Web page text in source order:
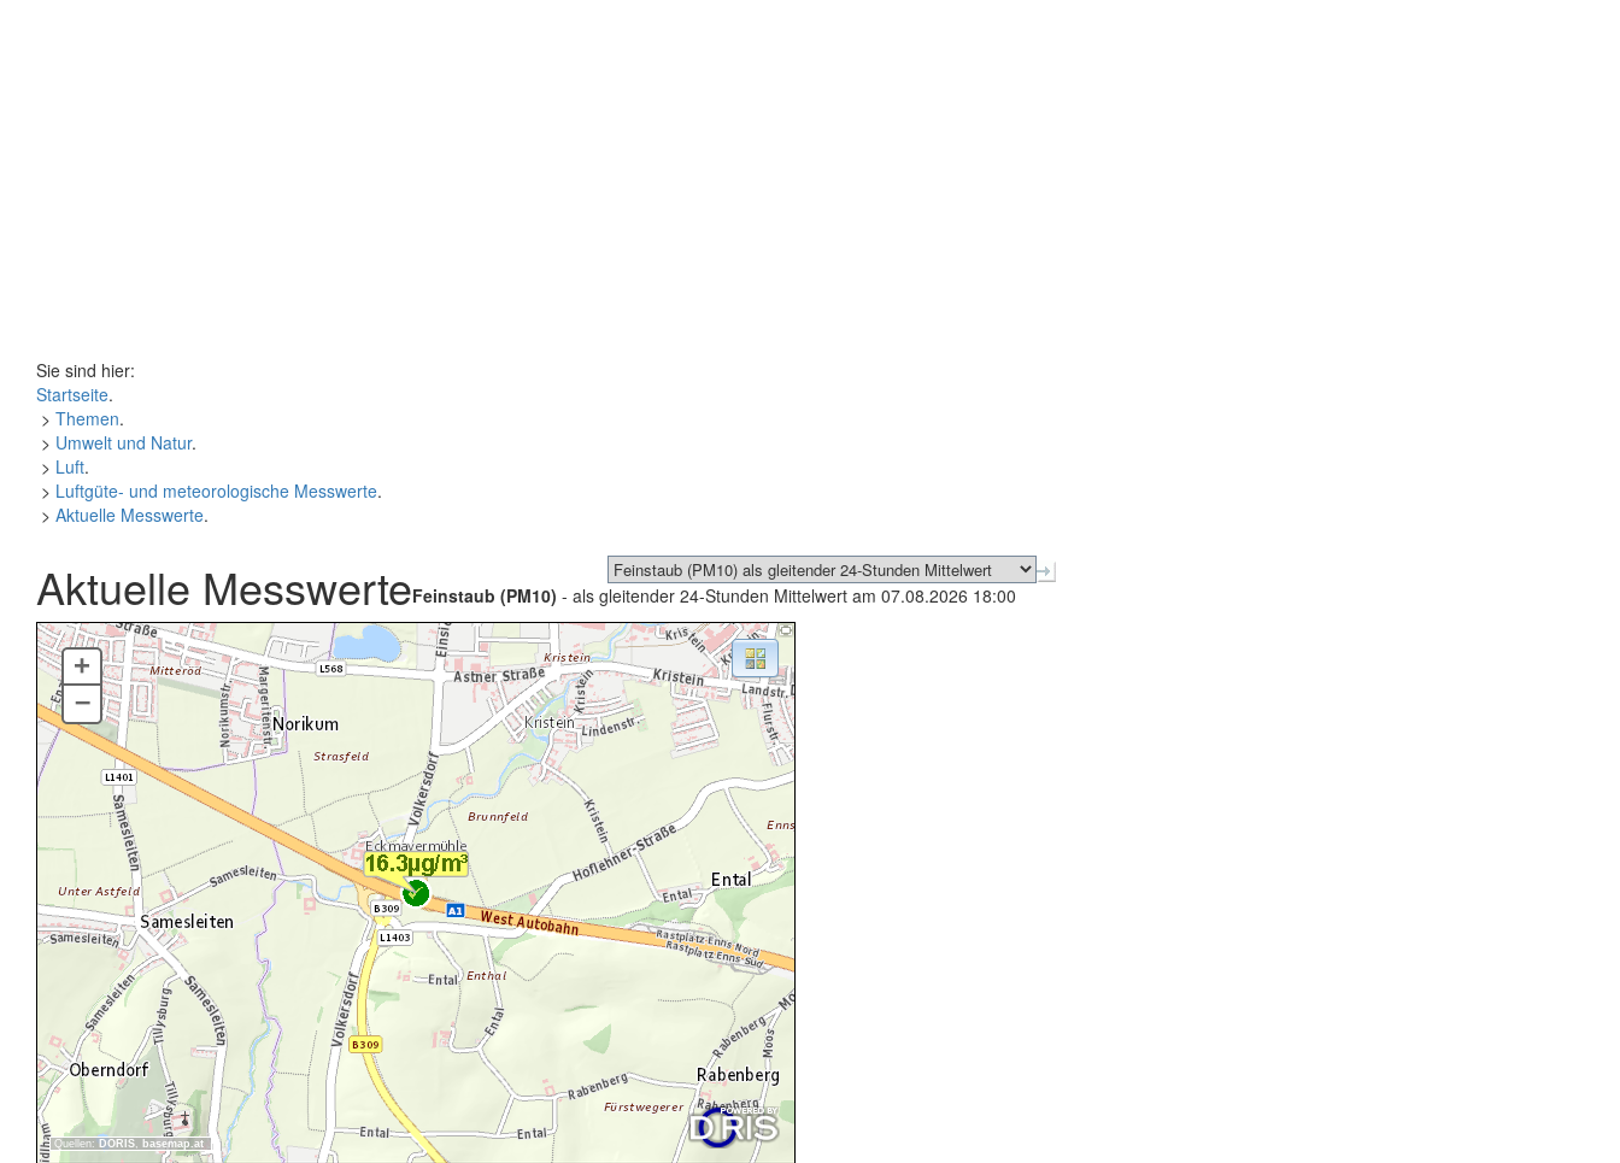
Sie sind hier:
Startseite.
> Themen.
> Umwelt und Natur.
> Luft.
> Luftgüte- und meteorologische Messwerte.
> Aktuelle Messwerte.
Aktuelle MesswerteFeinstaub (PM10) - als gleitender 24-Stunden Mittelwert am 07.08.2026 18:00
Quellen: DORIS, basemap.at
+
–